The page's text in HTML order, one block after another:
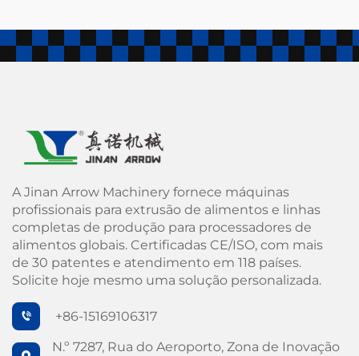
A Jinan Arrow Machinery fornece máquinas
profissionais para extrusão de alimentos e linhas
completas de produção para processadores de
alimentos globais. Certificadas CE/ISO, com mais
de 30 patentes e atendimento em 118 países.
Solicite hoje mesmo uma solução personalizada.
+86-15169106317
N.º 7287, Rua do Aeroporto, Zona de Inovação